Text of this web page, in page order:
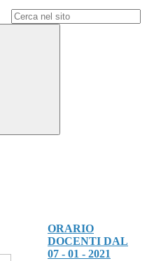
ORARIO
DOCENTI DAL
07 - 01 - 2021